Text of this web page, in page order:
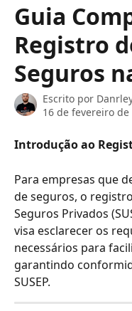
Guia
Registro
Seguros
Escrito por
16 de fevereiro de
Introdução ao
Para empresas que
de seguros, o
Seguros Privados
visa esclarecer os
necessários para
garantindo
SUSEP.